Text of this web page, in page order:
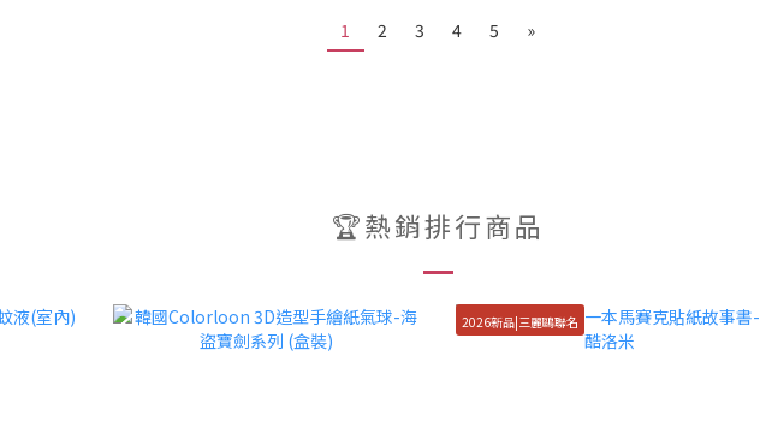
1 2 3 4 5 »
🏆熱銷排行商品
2026新品|三麗鷗聯名